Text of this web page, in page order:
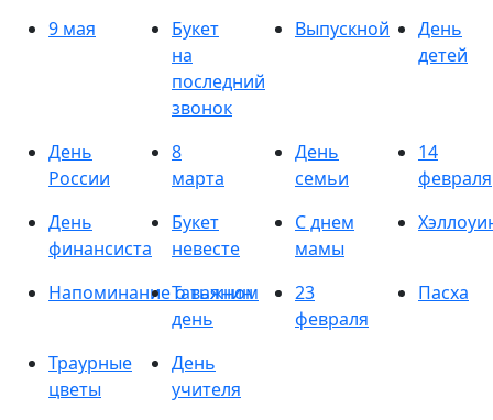
9 мая
Букет
на
последний
звонок
Выпускной
День
детей
День
России
8
марта
День
семьи
14
февраля
День
финансиста
Букет
невесте
С днем
мамы
Напоминание о важном
Татьянин
день
23
февраля
Пасха
Траурные
цветы
День
учителя